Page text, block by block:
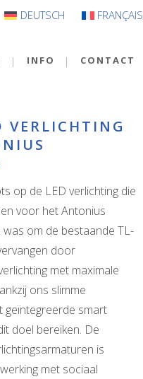
DEUTSCH FRANÇAIS
INFO CONTACT
VERLICHTING
op de LED verlichting die
voor het Antonius
om de bestaande TL-
door
met maximale
ons slimme
smart
doel bereiken. De
is
met sociaal